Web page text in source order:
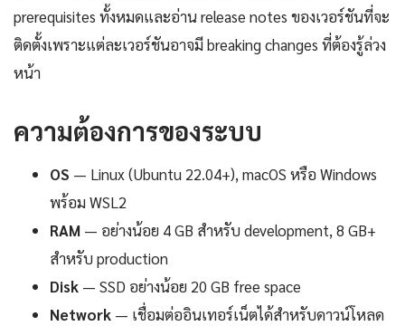
prerequisites ทั้งหมดและอ่าน release notes ของเวอร์ชันที่จะ
ติดตั้งเพราะแต่ละเวอร์ชันอาจมี breaking changes ที่ต้องรู้ล่วง
หน้า
ความต้องการของระบบ
OS — Linux (Ubuntu 22.04+), macOS หรือ Windows
พร้อม WSL2
RAM — อย่างน้อย 4 GB สำหรับ development, 8 GB+
สำหรับ production
Disk — SSD อย่างน้อย 20 GB free space
Network — เชื่อมต่ออินเทอร์เน็ตได้สำหรับดาวน์โหลด